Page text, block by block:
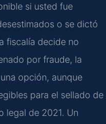
si usted fue
o se dictó
fiscalía decide no
por fraude, la
opción, aunque
para el sellado de
legal de 2021. Un